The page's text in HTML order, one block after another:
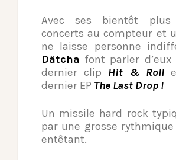
Avec ses bientôt
concerts au compteur et
ne laisse personne
Dätcha font parler d’eux
dernier clip Hit & Roll
dernier EP The Last Drop !
Un missile hard rock
par une grosse
entêtant.